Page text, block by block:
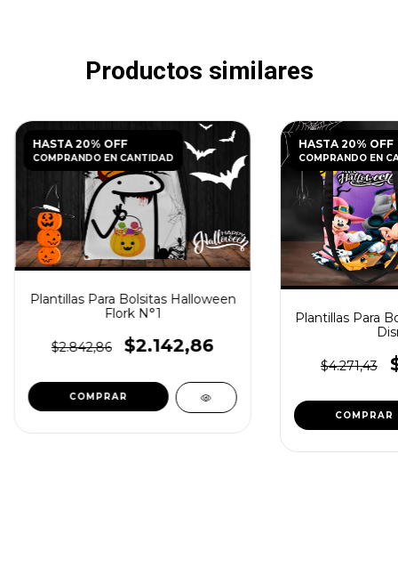
Productos similares
HASTA 20% OFF
COMPRANDO EN CANTIDAD
Plantillas Para Bolsitas Halloween
Flork N°1
$2.842,86 $2.142,86
HASTA 20% OFF
COMPRANDO EN
Plantillas Para
$4.271,43